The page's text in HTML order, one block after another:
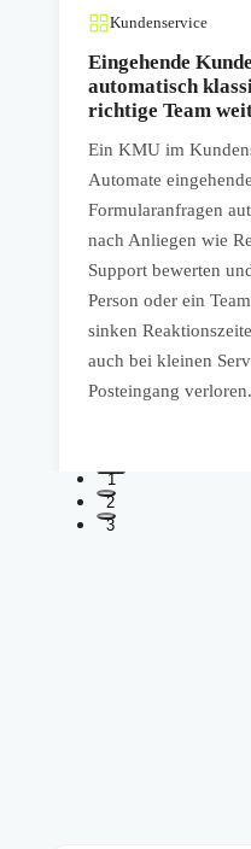
Kundenservice
Eingehende
automatisch
richtige Team
Ein KMU im
Automate
Formularanfragen
nach Anliegen wie
Support bewerten
Person oder ein
sinken
auch bei kleinen
Posteingang verloren.
1
2
3